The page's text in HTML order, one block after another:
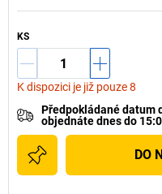
KS
K dispozici je již pouze 8
Předpokládané datum
objednáte dnes do
DO